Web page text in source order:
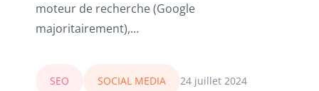
moteur de recherche (Google
majoritairement),…
SEO SOCIAL MEDIA 24 juillet 2024